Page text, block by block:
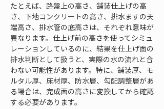
たとえば、路盤上の高さ、舗装仕上げの高
さ、下地コンクリートの高さ、排水ますの天
端高さ、排水管の底高さは、それぞれ意味が
異なります。仕上げ前の高さを使ってシミュ
レーションしているのに、結果を仕上げ面の
排水判断として扱うと、実際の水の流れと合
わない可能性があります。特に、舗装厚、モ
ルタル厚、床材厚、防水層、勾配調整層があ
る場合は、完成面の高さに変換してから確認
する必要があります。